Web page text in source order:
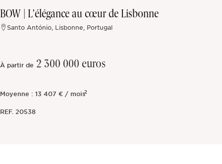
BOW | L'élégance au cœur de Lisbonne
Santo António, Lisbonne, Portugal
À partir de 2 300 000 euros
Moyenne : 13 407 € / mois2
REF. 20538
Hors marché